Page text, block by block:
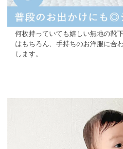
何枚持っていても嬉しい無地の靴
はもちろん、手持ちのお洋服に合
します。